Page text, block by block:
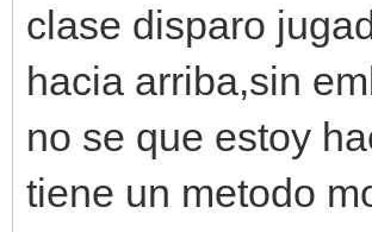
f.x,self.y)
clase disparo
hacia arriba,sin
no se que estoy
tiene un metodo